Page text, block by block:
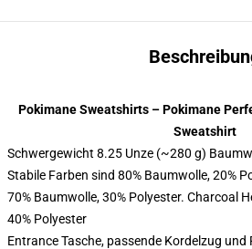
Pokimane Sweatshirts – Pokimane
Sweatshirt
Schwergewicht 8.25 Unze (~280 g)
Stabile Farben sind 80% Baumwolle, 20%
70% Baumwolle, 30% Polyester. Charcoal
40% Polyester
Entrance Tasche, passende Kordelzug